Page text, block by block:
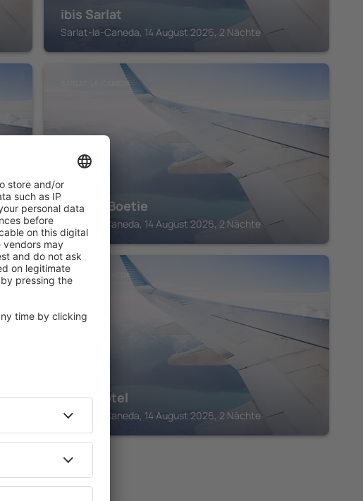
ibis Sarlat
Sarlat-la-Caneda, 14 August 2026, 2 Nächte
SARLAT-LA-CANEDA
Clos La Boetie
Sarlat-la-Caneda, 14 August 2026, 2 Nächte
SARLAT-LA-CANEDA
Naâd Hotel
Sarlat-la-Caneda, 14 August 2026, 2 Nächte